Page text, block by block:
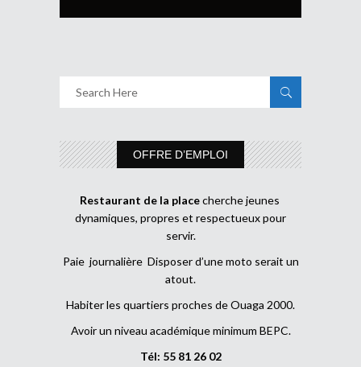
OFFRE D’EMPLOI
Restaurant de la placecherche jeunes
dynamiques, propres et respectueux pour
servir.
Paie journalière Disposer d’une moto serait un
atout.
Habiter les quartiers proches de Ouaga 2000.
Avoir un niveau académique minimum BEPC.
Tél: 55 81 26 02